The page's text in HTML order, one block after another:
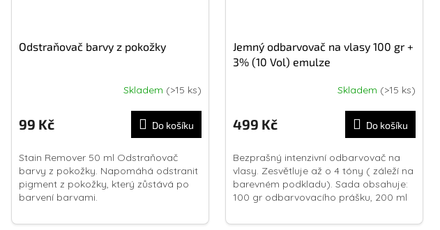
Odstraňovač barvy z pokožky
Skladem (>15 ks)
99 Kč Do košíku
Stain Remover 50 ml Odstraňovač
barvy z pokožky. Napomáhá odstranit
pigment z pokožky, který zůstává po
barvení barvami.
Jemný odbarvovač na vlasy 100 gr +
3% (10 Vol) emulze
Skladem (>15 ks)
499 Kč Do košíku
Bezprašný intenzivní odbarvovač na
vlasy. Zesvětluje až o 4 tóny ( záleží na
barevném podkladu). Sada obsahuje:
100 gr odbarvovacího prášku, 200 ml